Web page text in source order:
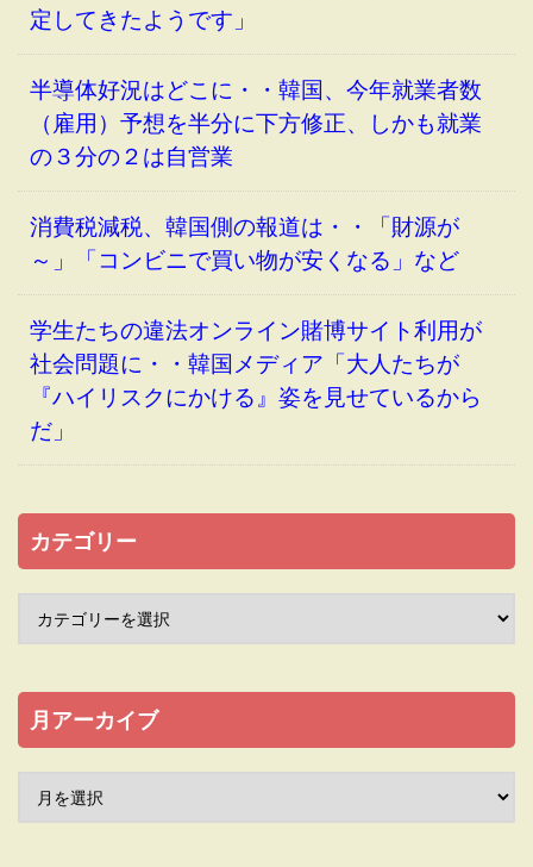
定してきたようです」
半導体好況はどこに・・韓国、今年就業者数
（雇用）予想を半分に下方修正、しかも就業
の３分の２は自営業
消費税減税、韓国側の報道は・・「財源が
～」「コンビニで買い物が安くなる」など
学生たちの違法オンライン賭博サイト利用が
社会問題に・・韓国メディア「大人たちが
『ハイリスクにかける』姿を見せているから
だ」
カテゴリー
月アーカイブ